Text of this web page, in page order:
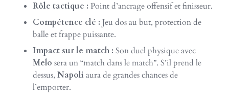
Rôle tactique : Point d’ancrage offensif et finisseur.
Compétence clé : Jeu dos au but, protection de
balle et frappe puissante.
Impact sur le match : Son duel physique avec
Melo sera un “match dans le match”. S’il prend le
dessus, Napoli aura de grandes chances de
l’emporter.